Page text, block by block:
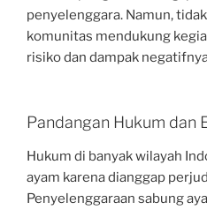
penyelenggara. Namun,
komunitas mendukung
risiko dan dampak
Pandangan Hukum dan
Hukum di banyak wilayah
ayam karena dianggap
Penyelenggaraan sabung